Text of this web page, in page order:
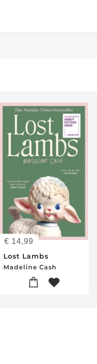
€ 14,99
Lost Lambs
Madeline Cash